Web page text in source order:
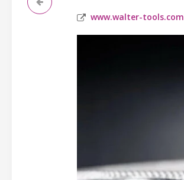
www.walter-tools.com